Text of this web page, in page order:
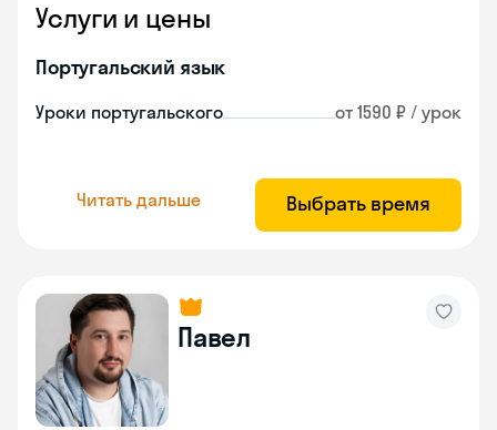
Услуги и цены
Португальский язык
Уроки португальского от 1590 ₽ / урок
Читать дальше Выбрать время
Павел